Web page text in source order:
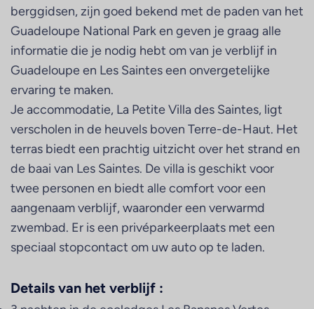
berggidsen, zijn goed bekend met de paden van het
Guadeloupe National Park en geven je graag alle
informatie die je nodig hebt om van je verblijf in
Guadeloupe en Les Saintes een onvergetelijke
ervaring te maken.
Je accommodatie, La Petite Villa des Saintes, ligt
verscholen in de heuvels boven Terre-de-Haut. Het
terras biedt een prachtig uitzicht over het strand en
de baai van Les Saintes. De villa is geschikt voor
twee personen en biedt alle comfort voor een
aangenaam verblijf, waaronder een verwarmd
zwembad. Er is een privéparkeerplaats met een
speciaal stopcontact om uw auto op te laden.
Details van het verblijf :